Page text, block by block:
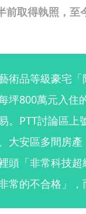
前取得執照，
術品等級豪宅
坪800萬元入住
。PTT討論區
大安區多間房
頭「非常科技
常的不合格」，